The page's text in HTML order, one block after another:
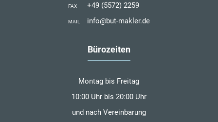
FAX +49 (5572) 2259
MAIL info@but-makler.de
Bürozeiten
Montag bis Freitag
10:00 Uhr bis 20:00 Uhr
und nach Vereinbarung